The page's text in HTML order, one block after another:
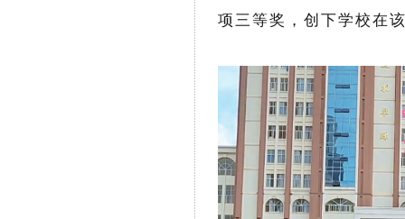
项三等奖，创下学校在